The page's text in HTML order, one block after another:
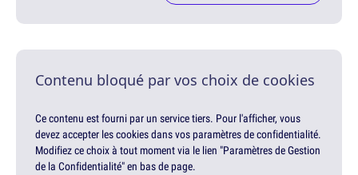
Contenu bloqué par vos choix de cookies
Ce contenu est fourni par un service tiers. Pour l'afficher, vous
devez accepter les cookies dans vos paramètres de confidentialité.
Modifiez ce choix à tout moment via le lien "Paramètres de Gestion
de la Confidentialité" en bas de page.